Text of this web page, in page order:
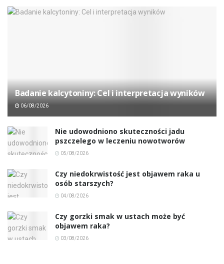
Badanie kalcytoniny: Cel i interpretacja wyników
06/08/2026
Nie udowodniono skuteczności jadu
pszczelego w leczeniu nowotworów
05/08/2026
Czy niedokrwistość jest objawem raka u
osób starszych?
04/08/2026
Czy gorzki smak w ustach może być
objawem raka?
03/08/2026